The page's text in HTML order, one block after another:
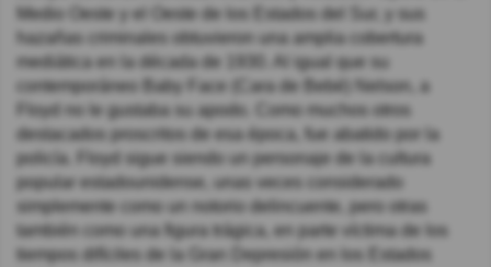
Medio Oeste y el Oeste de los Estados del Sur, y sus
hazañas criminales obtuvieron una amplia cobertura
mediática en la década de 1930. Al igual que su
contemporáneo Baby Face (Cara de Bebé) Nelson, a
Floyd no le gustaba su apodo. Como muchos otros
destacados proscritos de esa época, fue abatido por la
policía. Floyd sigue siendo un personaje de la cultura
popular estadounidense, unas veces considerado
simplemente como un notorio delincuente, pero otras
también como una figura trágica, en parte víctima de los
tiempos difíciles de la Gran Depresión en los Estados